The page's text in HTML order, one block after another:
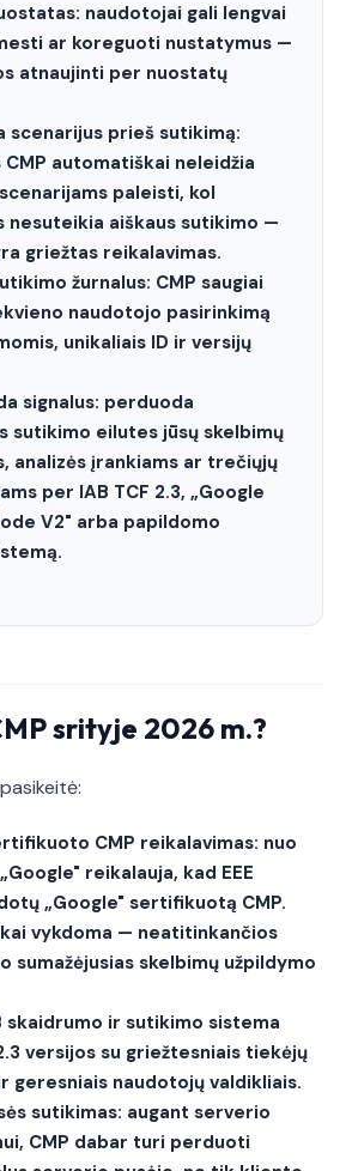
naudotojai gali lengvai
ar koreguoti nustatymus —
atnaujinti per nuostatų
scenarijus prieš sutikimą:
automatiškai neleidžia
paleisti, kol
nesuteikia aiškaus sutikimo —
griežtas reikalavimas.
žurnalus: CMP saugiai
naudotojo pasirinkimą
unikaliais ID ir versijų
signalus: perduoda
sutikimo eilutes jūsų skelbimų
analizės įrankiams ar trečiųjų
per IAB TCF 2.3, „Google
V2" arba papildomo
srityje 2026 m.?
CMP reikalavimas: nuo
reikalauja, kad EEE
„Google" sertifikuotą CMP.
vykdoma — neatitinkančios
sumažėjusias skelbimų užpildymo
skaidrumo ir sutikimo sistema
versijos su griežtesniais tiekėjų
geresniais naudotojų valdikliais.
sutikimas: augant serverio
CMP dabar turi perduoti